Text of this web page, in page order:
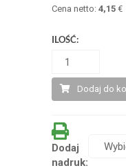
Cena netto: 4,15€
ILOŚĆ:
Dodaj do
Dodaj
nadruk: